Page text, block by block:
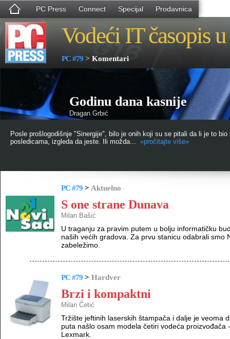
PC Press Connect Specijal Prodavnica
Vodeći IT časopis
PC #79 > Komentari
Godinu dana kasnije
Dragan Grbić
Posle prošlogodišnje "Sinergije", bilo je onih koji su se pitali da li je to
posledicama, izgleda da jeste. Ili možda... «pročitajte više»
PC #79 > Aktuelno
S one strane Dunava
Milan Bašić
U traganju za pravim putem u bolju informatičku
naših većih gradova. Za prvu stanicu odabrali smo
zabeležimo.
PC #79 > Hardver
Brzi i kompaktni
Milan Četić
Tržište jeftinih laserskih štampača i dalje je veoma
puta našlo osam modela četiri vodeća proizvođača
Lexmark.